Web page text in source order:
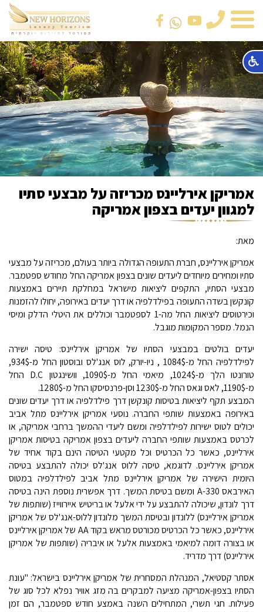
טלפון
אמריקן אירליינס מכריזה על מבצעי סתיו
למגוון יעדים בצפון אמריקה
מאת:
אמריקן אירליינס, חברת התעופה הגדולה ביותר בעולם, מכריזה על מבצעי
סתיו ומחירים מיוחדים ליעדים שונים בצפון אמריקה החל מחודש ספטמבר.
מבצעי הסתיו, התקפים ליציאות מישראל במחלקת תיירים באמצעות
קונקשן בשדה התעופה בפילדלפיה או דרך יעדים באירופה, יחולו להזמנות
וכירטוסים ליציאות החל מה-1 לספטמבר וכוללים את היטלי הדלק ומיסי
הנמל. מספר המקומות מוגבל.
יעדים בולטים במבצעי הסתיו של אמריקן אירליינס: טיסה ישירה
לפילדלפיה החל מ-1084$ , ניו-יורק, לוס אנג'לס ובוסטון החל מ-934$,
טורונטו הלך מ-1024$, מיאמי החל מ-1090$, וושינגטון D.C החל
מ-1190$, לאס וגאס החל מ-1230$ וסן-פרנסיסקו החל מ-1280$.
המבצע תקף ליציאות בטיסות קונקשן דרך פילדלפיה או דרך יעדים שונים
באירופה באמצעות שותפי החברה. נוסעי אמריקן אירליינס מתל אביב
יכולים לטוס ישירות לפילדלפיה ומשם ליעדי ההמשך ברחבי אמריקה, או
לכרטס באמצעות שותפי החברה ליעדים בצפון אמריקה בטיסות אמריקן
אירליינס, כאשר כל הכרטיס וכל מקטעי הטיסה הינם בקוד אחיד של
אמריקן אירליינס. לדוגמא, טיסה ללוס אנג'לס יכולה להתבצע בטיסה
היומית הישירה של אמריקן אירליינס מתל אביב לפילדלפיה במטוס
האירבאס A-330 ומשם בטיסת המשך. דרך אפשרית נוספת הינה בטיסה
דרך לונדון, שיכולה להתבצע על ידי אלעל או בריטיש איירווייז (שותפות של
אמריקן אירליינס) ללונדון ובטיסת המשך מלונדון ללוס-אנג'לס של אמריקן
אירליינס, כאשר כל הכרטיס מכורטס מראש בקוד AA של אמריקן אירליינס
או בצורה דומה למיאמי באמצעות אלעל או איבריה (שותפות של אמריקן
אירליינס) דרך מדריד.
אסתר קסטיאל, המנהלת המסחרית של אמריקן אירליינס בישראל: "עונת
הסתיו בצפון-אמריקה מציעה למבקרים בה מזג אוויר נפלא לכל סוג של
פעילות. חגי תשרי, המתחילים השנה באמצע חודש ספטמבר, הם זמן